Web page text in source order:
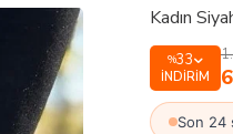
Kadın
%33
İNDIRIM
Son 24